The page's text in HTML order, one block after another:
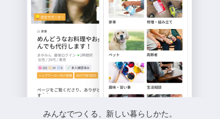
みんなでつくる、新しい暮らしかた。